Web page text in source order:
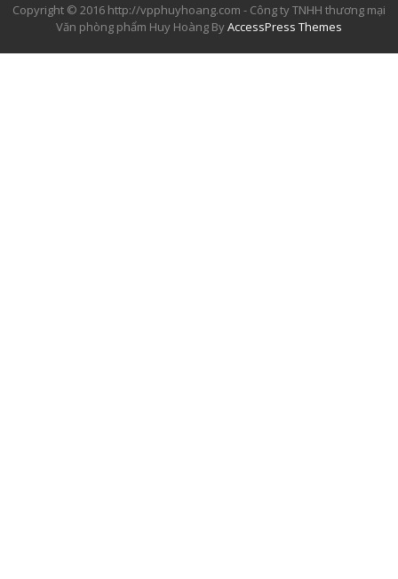
Copyright © 2016 http://vpphuyhoang.com - Công ty TNHH thương mại
Văn phòng phẩm Huy Hoàng ByAccessPress Themes